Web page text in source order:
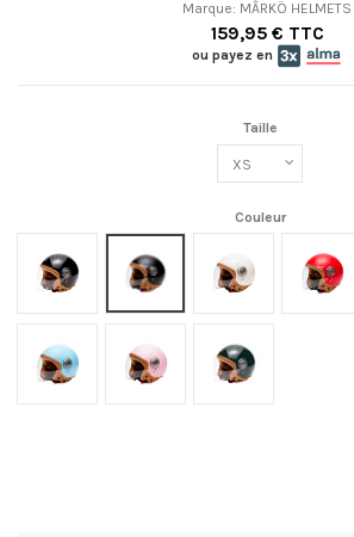
Marque: MÂRKÖ HELMETS
159,95 € TTC
ou payez en
Taille
Couleur